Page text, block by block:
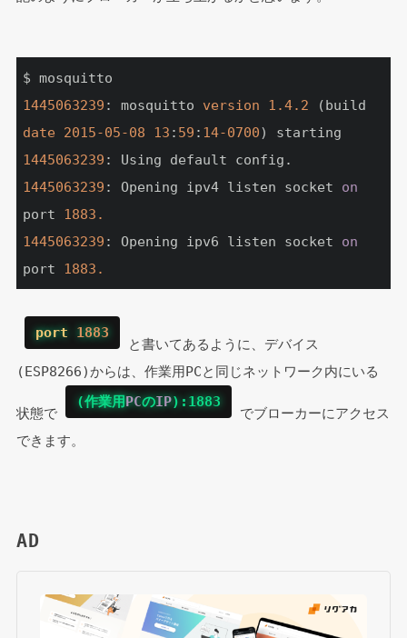
1445063239 : mosquitto version 1.4.2
date 2015-05-08 13 : 59 : 14-0700
1445063239
1445063239 : Opening ipv4 listen socket on
port 1883.
1445063239 : Opening ipv6 listen socket on
port 1883.
port 1883
と書いてあるように、デバイス
(ESP8266)からは、作業用PCと同じネットワーク内にいる
状態で
(作業用PCのIP) :1883
でブローカーにアクセス
できます。
AD